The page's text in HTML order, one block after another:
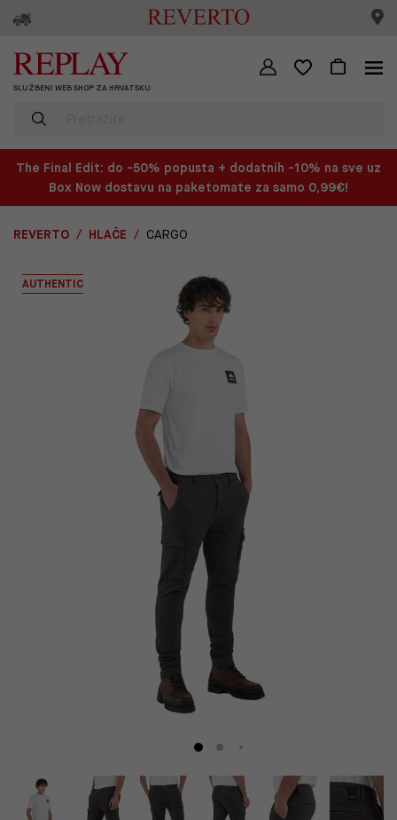
SLUŽBENI WEB SHOP ZA HRVATSKU
The Final Edit: do -50% popusta + dodatnih -10% na sve uz
Box Now dostavu na paketomate za samo 0,99€!
REVERTO HLAČE CARGO
AUTHENTIC